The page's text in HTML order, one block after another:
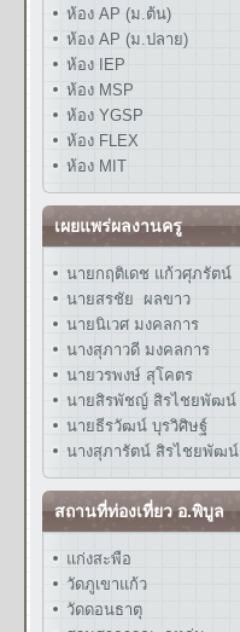
ห้อง AP (ม.ต้น)
ห้อง AP (ม.ปลาย)
ห้อง IEP
ห้อง MSP
ห้อง YGSP
ห้อง FLEX
ห้อง MIT
เผยแพร่ผลงานครู
นายกฤติเดช แก้วศุภรัตน์
นายสรชัย ผลขาว
นายนิเวศ มงคลการ
นางสุภาวดี มงคลการ
นายวรพงษ์ สุโคตร
นายสิรพัชญ์ สิรไชยพัฒน์
นายธีรวัฒน์ บุรวิศิษฐ์
นางสุภารัตน์ สิรไชยพัฒน์
สถานที่ท่องเที่ยว อ.พิบูล
แก่งสะพือ
วัดภูเขาแก้ว
วัดดอนธาตุ